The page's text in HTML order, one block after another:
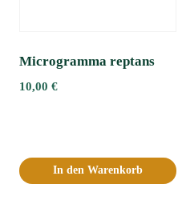
Microgramma reptans
10,00 €
In den Warenkorb